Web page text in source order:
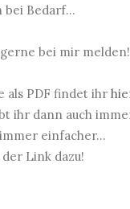
bei Bedarf...
bei mir melden!
als PDF findet ihr
ihr dann auch
einfacher...
Link dazu!